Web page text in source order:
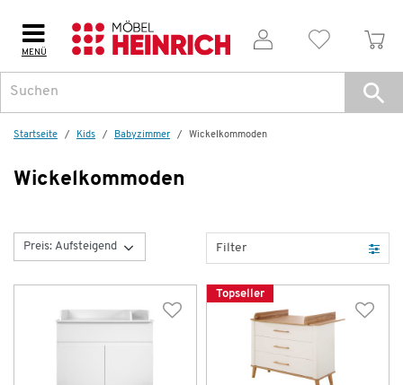
MENÜ
Startseite Kids Babyzimmer Wickel­kommoden
Wickel­kommoden
Filter
Topseller